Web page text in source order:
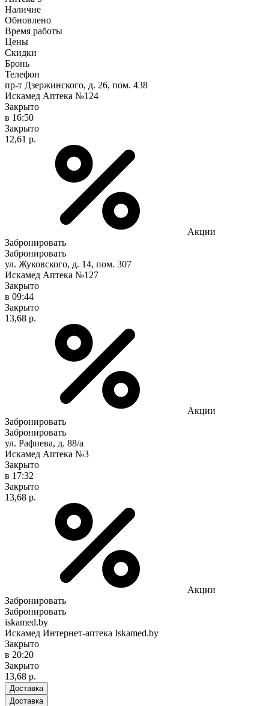
Наличие
Обновлено
Время работы
Цены
Скидки
Бронь
Телефон
пр-т Дзержинского, д. 26, пом. 438
Искамед Аптека №124
Закрыто
в 16:50
Закрыто
12,61 р.
Акции
Забронировать
Забронировать
ул. Жуковского, д. 14, пом. 307
Искамед Аптека №127
Закрыто
в 09:44
Закрыто
13,68 р.
Акции
Забронировать
Забронировать
ул. Рафиева, д. 88/а
Искамед Аптека №3
Закрыто
в 17:32
Закрыто
13,68 р.
Акции
Забронировать
Забронировать
iskamed.by
Искамед Интернет-аптека Iskamed.by
Закрыто
в 20:20
Закрыто
13,68 р.
Доставка
Доставка